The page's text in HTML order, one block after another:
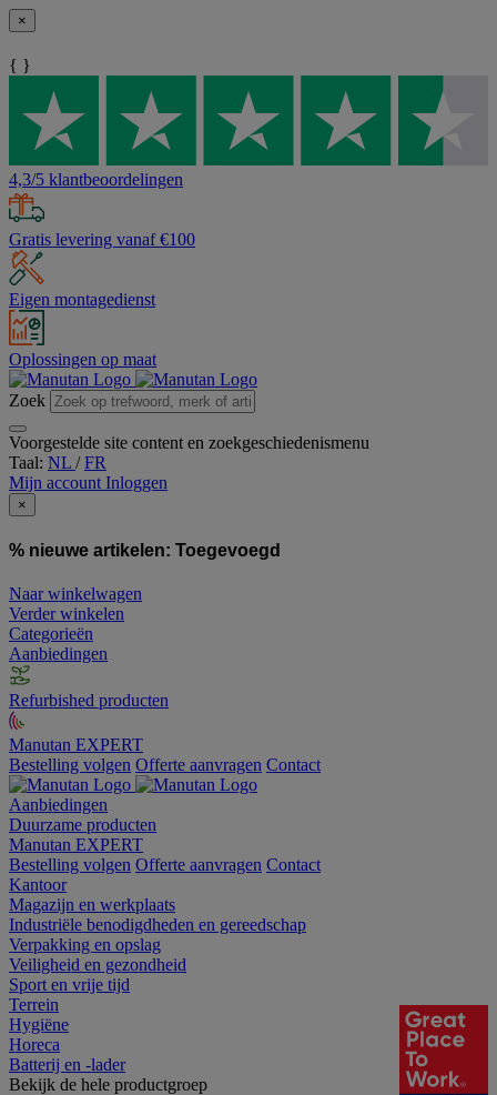
×
{ }
4,3/5 klantbeoordelingen
Gratis levering vanaf €100
Eigen montagedienst
Oplossingen op maat
Zoek
Voorgestelde site content en zoekgeschiedenismenu
Taal: NL /FR
Mijn account Inloggen
×
% nieuwe artikelen: Toegevoegd
Naar winkelwagen
Verder winkelen
Categorieën
Aanbiedingen
Refurbished producten
Manutan EXPERT
Bestelling volgen Offerte aanvragen Contact
Aanbiedingen
Duurzame producten
Manutan EXPERT
Bestelling volgen Offerte aanvragen Contact
Kantoor
Magazijn en werkplaats
Industriële benodigdheden en gereedschap
Verpakking en opslag
Veiligheid en gezondheid
Sport en vrije tijd
Terrein
Hygiëne
Horeca
Batterij en -lader
Bekijk de hele productgroep